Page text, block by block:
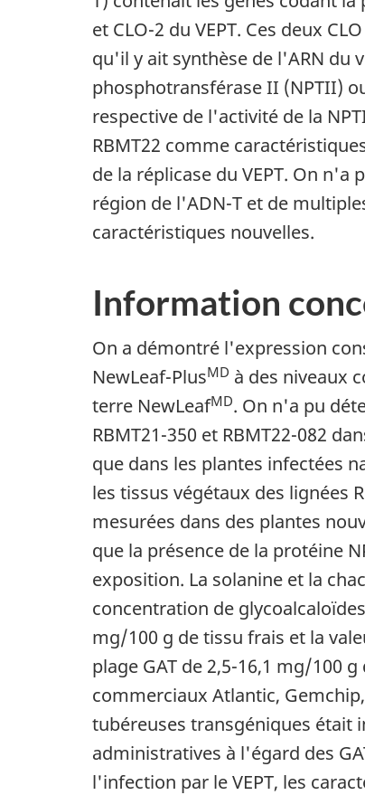
et CLO-2 du VEPT. Ces deux
qu'il y ait synthèse de l'ARN du
phosphotransférase II (NPTII)
respective de l'activité de la
RBMT22 comme
de la réplicase du VEPT. On
région de l'ADN-T et de
caractéristiques nouvelles.
Information
On a démontré l'expression
NewLeaf-PlusMD à des niveaux
terre NewLeafMD. On n'a pu
RBMT21-350 et RBMT22-082
que dans les plantes infectées
les tissus végétaux des lignées
mesurées dans des plantes
que la présence de la protéine
exposition. La solanine et la
concentration de
mg/100 g de tissu frais et la
plage GAT de 2,5-16,1 mg/100
commerciaux Atlantic, Gemchip,
tubéreuses transgéniques était
administratives à l'égard des
l'infection par le VEPT, les